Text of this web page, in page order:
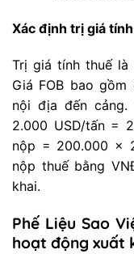
Xác định trị giá
Trị giá tính thuế là
Giá FOB bao
nội địa đến cảng.
2.000 USD/tấn =
nộp = 200.000 ×
nộp thuế bằng
khai.
Phế Liệu Sao
hoạt động xuất